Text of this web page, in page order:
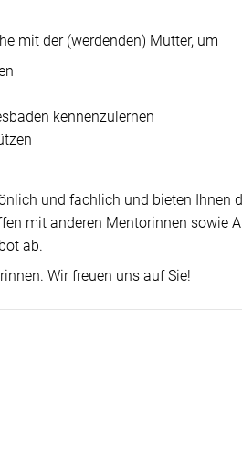
mit der (werdenden) Mutter, um
kennenzulernen
und fachlich und bieten Ihnen
mit anderen Mentorinnen sowie
ab.
Wir freuen uns auf Sie!